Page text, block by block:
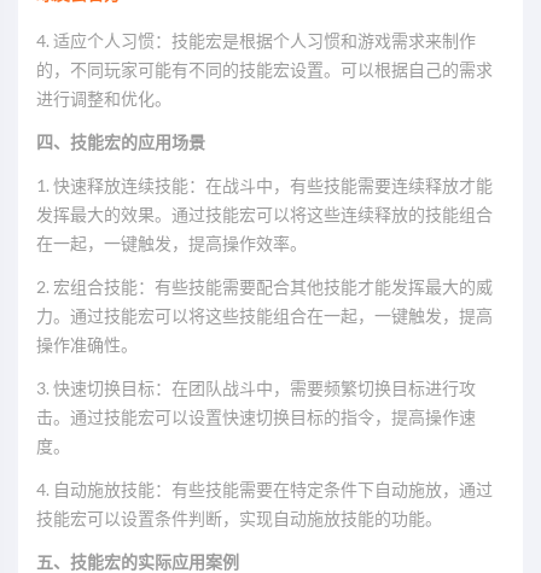
4. 适应个人习惯：技能宏是根据个人习惯和游戏需求来制作
的，不同玩家可能有不同的技能宏设置。可以根据自己的需求
进行调整和优化。
四、技能宏的应用场景
1. 快速释放连续技能：在战斗中，有些技能需要连续释放才能
发挥最大的效果。通过技能宏可以将这些连续释放的技能组合
在一起，一键触发，提高操作效率。
2. 宏组合技能：有些技能需要配合其他技能才能发挥最大的威
力。通过技能宏可以将这些技能组合在一起，一键触发，提高
操作准确性。
3. 快速切换目标：在团队战斗中，需要频繁切换目标进行攻
击。通过技能宏可以设置快速切换目标的指令，提高操作速
度。
4. 自动施放技能：有些技能需要在特定条件下自动施放，通过
技能宏可以设置条件判断，实现自动施放技能的功能。
五、技能宏的实际应用案例